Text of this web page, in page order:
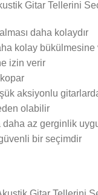
Gitar Tellerini
daha kolaydır
kolay bükülmesine
izin verir
aksiyonlu
olabilir
daha az gerginlik
bir seçimdir